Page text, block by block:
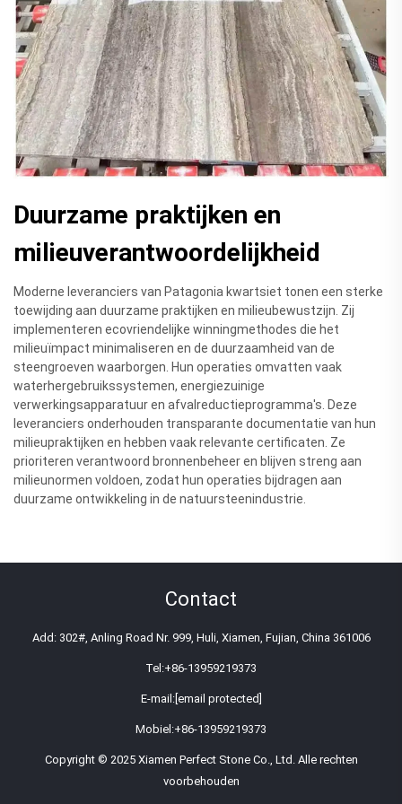
Duurzame praktijken en
milieuverantwoordelijkheid
Moderne leveranciers van Patagonia kwartsiet tonen een sterke
toewijding aan duurzame praktijken en milieubewustzijn. Zij
implementeren ecovriendelijke winningmethodes die het
milieuïmpact minimaliseren en de duurzaamheid van de
steengroeven waarborgen. Hun operaties omvatten vaak
waterhergebruikssystemen, energiezuinige
verwerkingsapparatuur en afvalreductieprogramma's. Deze
leveranciers onderhouden transparante documentatie van hun
milieupraktijken en hebben vaak relevante certificaten. Ze
prioriteren verantwoord bronnenbeheer en blijven streng aan
milieunormen voldoen, zodat hun operaties bijdragen aan
duurzame ontwikkeling in de natuursteenindustrie.
Contact
Add: 302#, Anling Road Nr. 999, Huli, Xiamen, Fujian, China 361006
Tel:+86-13959219373
E-mail:[email protected]
Mobiel:+86-13959219373
Copyright © 2025 Xiamen Perfect Stone Co., Ltd. Alle rechten
voorbehouden